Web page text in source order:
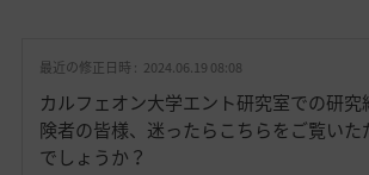
最近の修正日時 : 2024.06.19 08:08
カルフェオン大学エント研究室での研究
険者の皆様、迷ったらこちらをご覧いた
でしょうか？